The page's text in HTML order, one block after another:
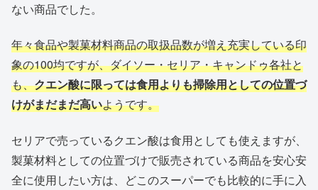
ない商品でした。
年々食品や製菓材料商品の取扱品数が増え充実している印
象の100均ですが、ダイソー・セリア・キャンドゥ各社と
も、クエン酸に限っては食用よりも掃除用としての位置づ
けがまだまだ高いようです。
セリアで売っているクエン酸は食用としても使えますが、
製菓材料としての位置づけで販売されている商品を安心安
全に使用したい方は、どこのスーパーでも比較的に手に入